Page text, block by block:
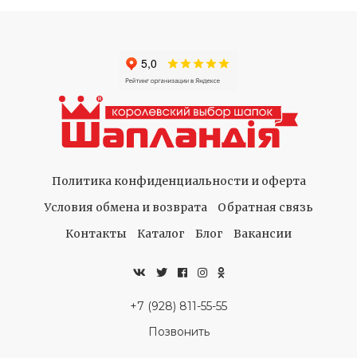
Политика конфиденциальности и оферта
Условия обмена и возврата
Обратная связь
Контакты
Каталог Блог Вакансии
+7 (928) 811-55-55
Позвонить